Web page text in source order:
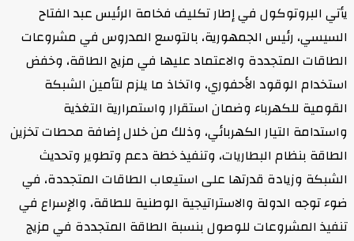
يأتي البروتوكول في إطار تكليف فخامة الرئيس عبد الفتاح
السيسي، رئيس الجمهورية، بالتوسع المدروس في مشروعات
الطاقات المتجددة والاعتماد عليها في مزيج الطاقة، وخفض
استخدام الوقود الأحفوري، واتخاذ ما يلزم لتأمين الشبكة
القومية للكهرباء وضمان استقرار واستمرارية التغذية
واستدامة التيار الكهربائي، وذلك من خلال إضافة محطات تخزين
الطاقة بنظام البطاريات، وتنفيذ خطة دعم وتطوير وتحديث
الشبكة وزيادة قدرتها على استيعاب الطاقات المتجددة، في
ضوء توجه الدولة والاستراتيجية الوطنية للطاقة، والإسراع في
تنفيذ المشروعات للوصول بنسبة الطاقة المتجددة في مزيج